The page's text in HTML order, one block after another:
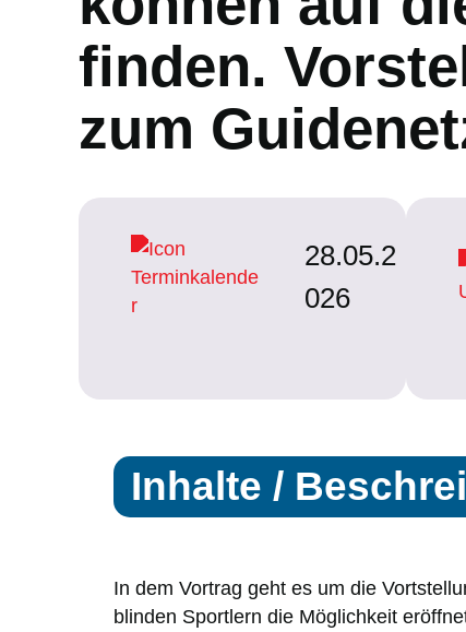
finden.
zum
28.05.2
026
Inhalte /
In dem Vortrag geht es um die
blinden Sportlern die Möglichkeit